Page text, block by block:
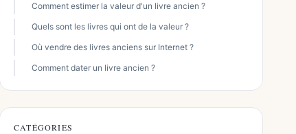
Comment estimer la valeur d'un livre ancien ?
Quels sont les livres qui ont de la valeur ?
Où vendre des livres anciens sur Internet ?
Comment dater un livre ancien ?
CATÉGORIES